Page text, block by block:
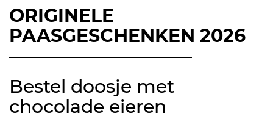
ORIGINELE
PAASGESCHENKEN 2026
Bestel doosje met
chocolade eieren